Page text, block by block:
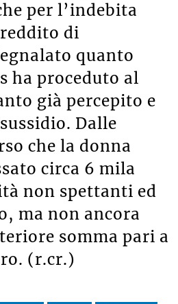
per l’indebita
di
quanto
ha proceduto al
già percepito e
Dalle
che la donna
circa 6 mila
non spettanti ed
ma non ancora
somma pari a
(r.cr.)